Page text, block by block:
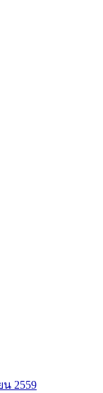
น 2559